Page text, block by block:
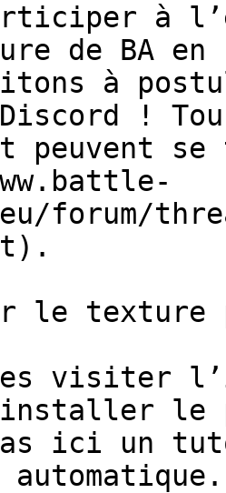
à
de BA
à
!
peuvent
forum/
le texture
visiter
le
ici un
automatique.